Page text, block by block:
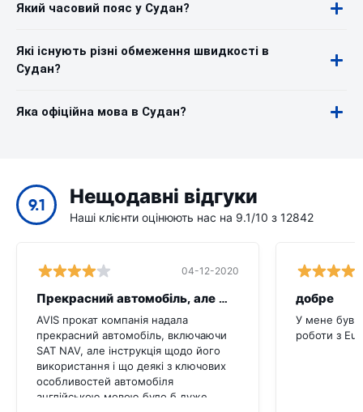
Який часовий пояс у Судан?
Які існують різні обмеження швидкості в
Судан?
Яка офіційна мова в Судан?
9.1 Нещодавні відгуки
Наші клієнти оцінюють нас на 9.1/10 з 12842
04-12-2020
Прекрасний автомобіль, але ще рада пот
AVIS прокат компанія надала
прекрасний автомобіль, включаючи
SAT NAV, але інструкція щодо його
використання і що деякі з ключових
особливостей автомобіля
англійською мовою було б дуже
добре
У мене був
роботи з